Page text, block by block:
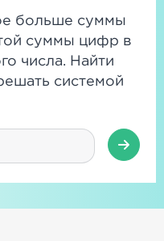
больше суммы
суммы цифр в
числа. Найти
системой